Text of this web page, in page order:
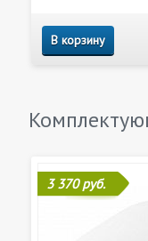
В корзину
3 370 руб.